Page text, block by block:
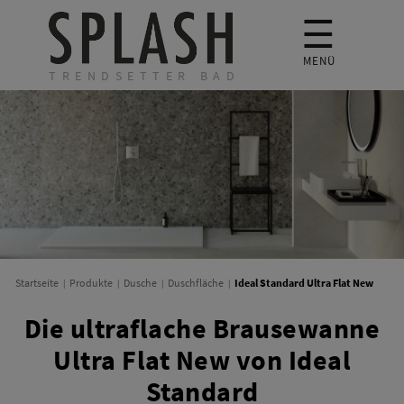
TRENDSETTER BAD
☰
MENÜ
Startseite Produkte Dusche Duschfläche Ideal Standard Ultra Flat New
Die ultraflache Brausewanne
Ultra Flat New von Ideal
Standard